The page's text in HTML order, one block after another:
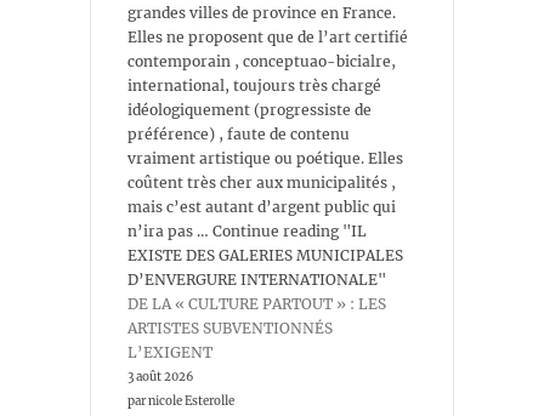
grandes villes de province en France.
Elles ne proposent que de l’art certifié
contemporain , conceptuao-bicialre,
international, toujours très chargé
idéologiquement (progressiste de
préférence) , faute de contenu
vraiment artistique ou poétique. Elles
coûtent très cher aux municipalités ,
mais c’est autant d’argent public qui
n’ira pas … Continue reading "IL
EXISTE DES GALERIES MUNICIPALES
D’ENVERGURE INTERNATIONALE"
DE LA « CULTURE PARTOUT » : LES
ARTISTES SUBVENTIONNÉS
L’EXIGENT
3 août 2026
par nicole Esterolle